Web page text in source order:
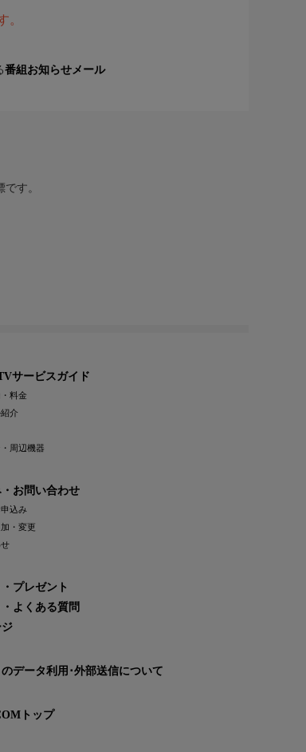
。
番組お知らせメール
す。
サービスガイド
料金
介
周辺機器
お問い合わせ
込み
・変更
プレゼント
よくある質問
データ利用･外部送信について
トップ